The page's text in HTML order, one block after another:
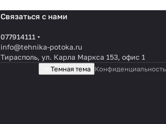
Связаться с нами
077914111
info@tehnika-potoka.ru
Тирасполь, ул. Карла Маркса 153, офис 1
Темная тема Конфиденциальность